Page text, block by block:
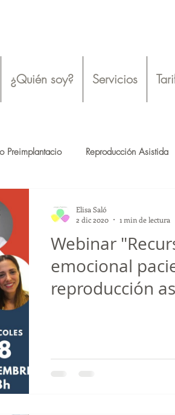
¿Quién soy? Servicios
Preimplantacio Reproducción Asistida
emocional
Reproducción Asistida Madres
duelo perinatal aborto
Webinar
emocional
reproducción
Elisa Saló
2 dic 2020
1 min de lectura